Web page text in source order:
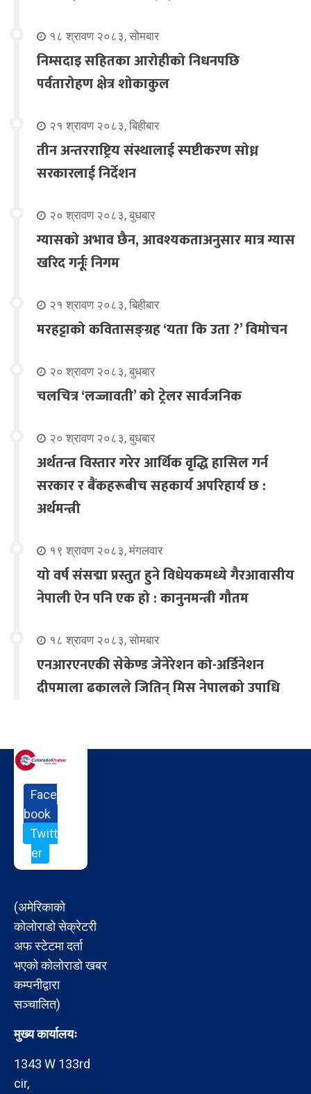
१८ श्रावण २०८३, सोमबार
निम्सदाइ सहितका आरोहीको निधनपछि
पर्वतारोहण क्षेत्र शोकाकुल
२१ श्रावण २०८३, बिहीबार
तीन अन्तरराष्ट्रिय संस्थालाई स्पष्टीकरण सोध्न
सरकारलाई निर्देशन
२० श्रावण २०८३, बुधबार
ग्यासको अभाव छैन, आवश्यकताअनुसार मात्र ग्यास
खरिद गर्नूः निगम
२१ श्रावण २०८३, बिहीबार
मरहट्टाको कवितासङ्ग्रह ‘यता कि उता ?’ विमोचन
२० श्रावण २०८३, बुधबार
चलचित्र ‘लज्जावती’ को ट्रेलर सार्वजनिक
२० श्रावण २०८३, बुधबार
अर्थतन्त्र विस्तार गरेर आर्थिक वृद्धि हासिल गर्न
सरकार र बैंकहरूबीच सहकार्य अपरिहार्य छ :
अर्थमन्त्री
१९ श्रावण २०८३, मंगलवार
यो वर्ष संसद्मा प्रस्तुत हुने विधेयकमध्ये गैरआवासीय
नेपाली ऐन पनि एक हो : कानुनमन्त्री गौतम
१८ श्रावण २०८३, सोमबार
एनआरएनएकी सेकेण्ड जेनेरेशन को-अर्डिनेशन
दीपमाला ढकालले जितिन् मिस नेपालको उपाधि
Face
book
Twitt
er
(अमेरिकाको
कोलोराडो सेक्रेटरी
अफ स्टेटमा दर्ता
भएको कोलोराडो खबर
कम्पनीद्वारा
सञ्चालित)
मुख्य कार्यालयः
1343 W 133rd
cir,